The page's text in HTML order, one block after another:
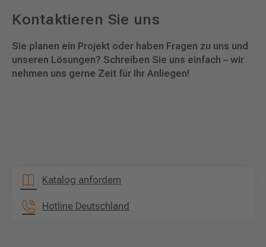
Kontaktieren Sie uns
Sie planen ein Projekt oder haben Fragen zu uns und
unseren Lösungen? Schreiben Sie uns einfach – wir
nehmen uns gerne Zeit für Ihr Anliegen!
Katalog anfordern
Hotline Deutschland